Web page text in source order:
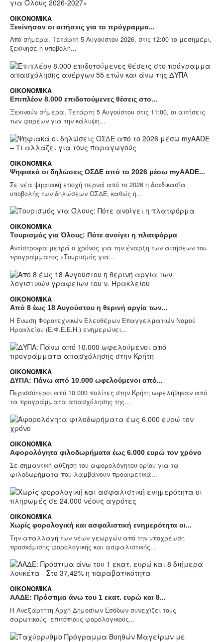
ΟΙΚΟΝΟΜΙΚΆ
Ξεκίνησαν οι αιτήσεις για το πρόγραμμα...
Από σήμερα, Τετάρτη 5 Αυγούστου 2026, στις 12:00 το μεσημέρι,
ξεκίνησε η υποβολή...
ΟΙΚΟΝΟΜΙΚΆ
Επιπλέον 8.000 επιδοτούμενες θέσεις στο...
Ξεκινούν σήμερα, Τετάρτη 5 Αυγούστου στις 11:00, οι αιτήσεις
των φορέων για την κάλυψη...
ΟΙΚΟΝΟΜΙΚΆ
Ψηφιακά οι δηλώσεις ΟΣΔΕ από το 2026 μέσω myAADE...
Σε νέα ψηφιακή εποχή περνά από το 2026 η διαδικασία
υποβολής των δηλώσεων ΟΣΔΕ, καθώς η...
ΟΙΚΟΝΟΜΙΚΆ
Τουρισμός για Όλους: Πότε ανοίγει η πλατφόρμα
Αντίστροφα μετρά ο χρόνος για την έναρξη των αιτήσεων του
προγράμματος «Τουρισμός για...
ΟΙΚΟΝΟΜΙΚΆ
Από 8 έως 18 Αυγούστου η θερινή αργία των...
Η Ένωση Φοροτεχνικών Ελευθέρων Επαγγελματιών Νομού
Ηρακλείου (Ε.Φ.Ε.Ε.Η.) ενημερώνει...
ΟΙΚΟΝΟΜΙΚΆ
ΔΥΠΑ: Πάνω από 10.000 ωφελούμενοι από...
Περισσότεροι από 10.000 πολίτες στην Κρήτη ωφελήθηκαν από
τα προγράμματα απασχόλησης της...
ΟΙΚΟΝΟΜΙΚΆ
Αφορολόγητα φιλοδωρήματα έως 6.000 ευρώ τον χρόνο
Σε σημαντική αύξηση του αφορολόγητου ορίου για τα
φιλοδωρήματα που λαμβάνουν προαιρετικά...
ΟΙΚΟΝΟΜΙΚΆ
Χωρίς φορολογική και ασφαλιστική ενημερότητα οι...
Την απαλλαγή των νέων γεωργών από την υποχρέωση
προσκόμισης φορολογικής και ασφαλιστικής...
ΟΙΚΟΝΟΜΙΚΆ
ΑΑΔΕ: Πρόστιμα άνω του 1 εκατ. ευρώ και 8...
Η Ανεξάρτητη Αρχή Δημοσίων Εσόδων συνεχίζει τους
σαρωτικούς επιτόπιους φορολογικούς...